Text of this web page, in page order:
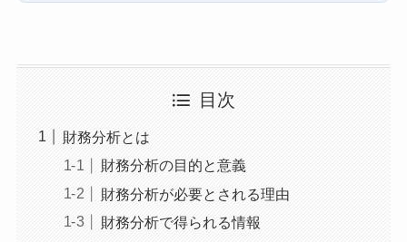
目次
財務分析とは
財務分析の目的と意義
財務分析が必要とされる理由
財務分析で得られる情報